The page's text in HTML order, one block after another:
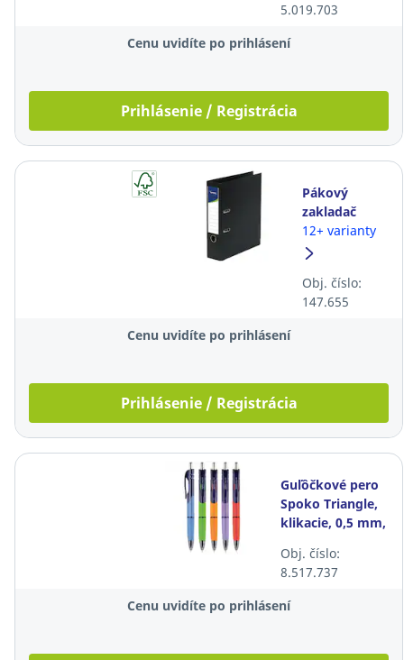
5.019.703
Cenu uvidíte po prihlásení
Prihlásenie / Registrácia
Pákový
zakladač
Lyreco,
celoplastový,
cm, čierny
12+ varianty
Obj. číslo:
147.655
Cenu uvidíte po prihlásení
Prihlásenie / Registrácia
Guľôčkové pero
Spoko Triangle,
klikacie, 0,5 mm,
Obj. číslo:
8.517.737
Cenu uvidíte po prihlásení